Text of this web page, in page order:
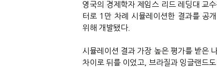
영국의 경제학자 제임스 리드 레딩대 교
터로 1만 차례 시뮬레이션한 결과를 공
위해 개발됐다.
시뮬레이션 결과 가장 높은 평가를 받은
차이로 뒤를 이었고, 브라질과 잉글랜드